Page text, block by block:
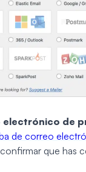
electrónico de
de correo
que has